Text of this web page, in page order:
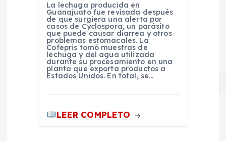
La lechuga producida en
Guanajuato fue revisada después
de que surgiera una alerta por
casos de Cyclospora, un parásito
que puede causar diarrea y otros
problemas estomacales. La
Cofepris tomó muestras de
lechuga y del agua utilizada
durante su procesamiento en una
planta que exporta productos a
Estados Unidos. En total, se…
LEER COMPLETO